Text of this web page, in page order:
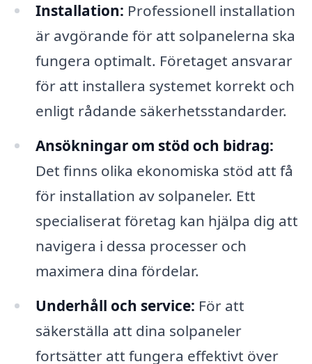
Installation: Professionell installation
är avgörande för att solpanelerna ska
fungera optimalt. Företaget ansvarar
för att installera systemet korrekt och
enligt rådande säkerhetsstandarder.
Ansökningar om stöd och bidrag:
Det finns olika ekonomiska stöd att få
för installation av solpaneler. Ett
specialiserat företag kan hjälpa dig att
navigera i dessa processer och
maximera dina fördelar.
Underhåll och service: För att
säkerställa att dina solpaneler
fortsätter att fungera effektivt över